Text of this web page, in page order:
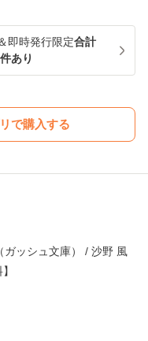
即時発行限定合計
あり
で購入する
ガッシュ文庫） / 沙野 風